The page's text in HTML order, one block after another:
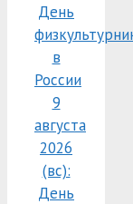
День
в
России
9
августа
2026
(вс):
День